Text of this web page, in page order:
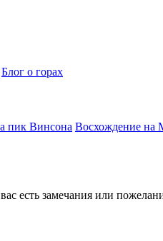
Блог о горах
пик Винсона Восхождение на
есть замечания или